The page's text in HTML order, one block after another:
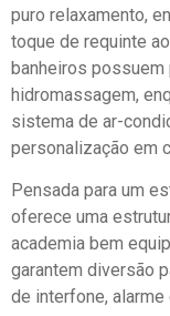
puro relaxamento,
toque de requinte
banheiros possuem
hidromassagem,
sistema de ar-
personalização em
Pensada para um
oferece uma
academia bem
garantem diversão
de interfone,